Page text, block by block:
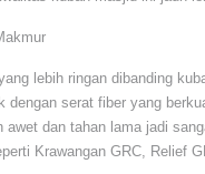
lebih ringan dibanding
serat fiber yang
dan tahan lama jadi
Krawangan GRC, Relief